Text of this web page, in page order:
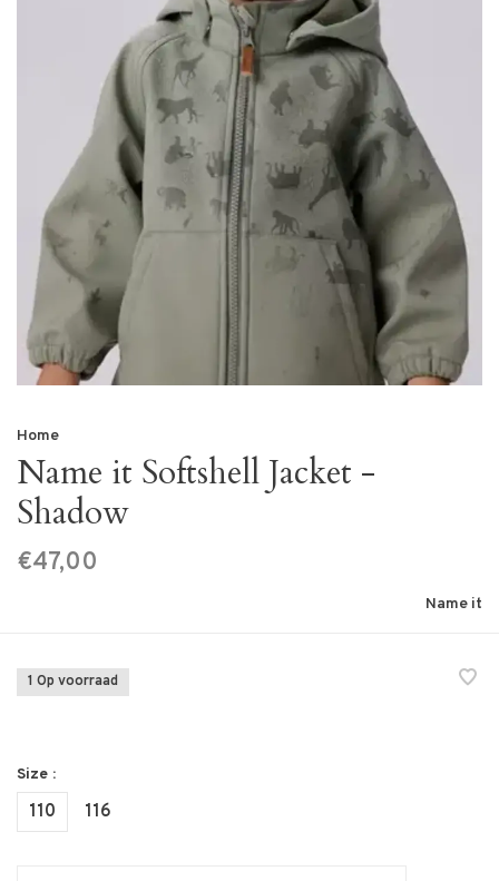
Home
Name it Softshell Jacket -
Shadow
€47,00
Name it
1 Op voorraad
Size :
110 116